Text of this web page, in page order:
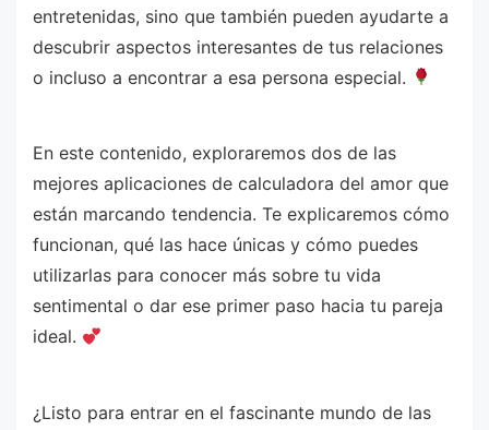
entretenidas, sino que también pueden ayudarte a
descubrir aspectos interesantes de tus relaciones
o incluso a encontrar a esa persona especial.
En este contenido, exploraremos dos de las
mejores aplicaciones de calculadora del amor que
están marcando tendencia. Te explicaremos cómo
funcionan, qué las hace únicas y cómo puedes
utilizarlas para conocer más sobre tu vida
sentimental o dar ese primer paso hacia tu pareja
ideal.
¿Listo para entrar en el fascinante mundo de las